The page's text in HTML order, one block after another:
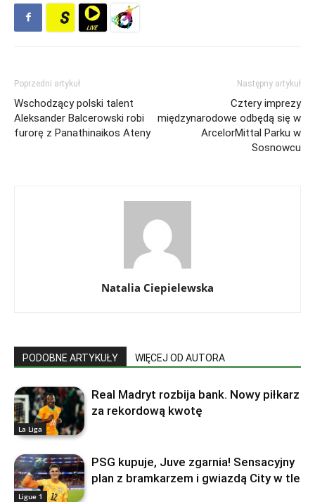
Poprzedni artykuł
Wschodzący polski talent
Aleksander Balcerowski robi
furorę z Panathinaikos Ateny
Następny artykuł
Cztery imprezy
międzynarodowe odbędą się w
ArcelorMittal Parku w
Sosnowcu
Natalia Ciepielewska
PODOBNE ARTYKUŁY WIĘCEJ OD AUTORA
La Liga
Real Madryt rozbija bank. Nowy piłkarz
za rekordową kwotę
Ligue 1
PSG kupuje, Juve zgarnia! Sensacyjny
plan z bramkarzem i gwiazdą City w tle